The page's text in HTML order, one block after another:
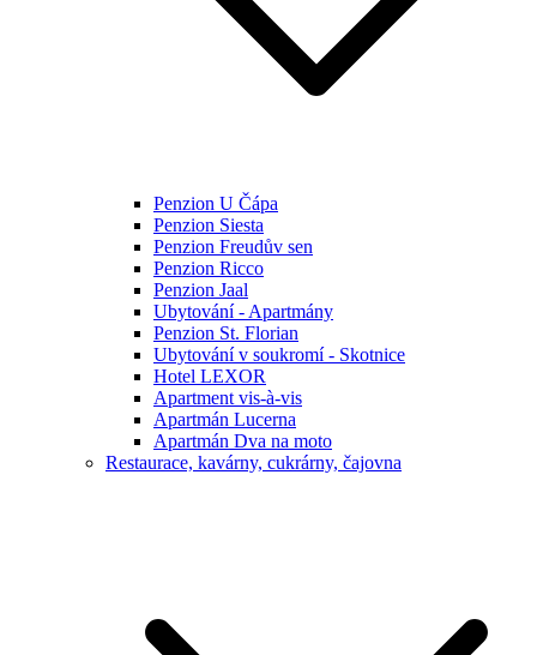
Penzion U Čápa
Penzion Siesta
Penzion Freudův sen
Penzion Ricco
Penzion Jaal
Ubytování - Apartmány
Penzion St. Florian
Ubytování v soukromí - Skotnice
Hotel LEXOR
Apartment vis-à-vis
Apartmán Lucerna
Apartmán Dva na moto
Restaurace, kavárny, cukrárny, čajovna